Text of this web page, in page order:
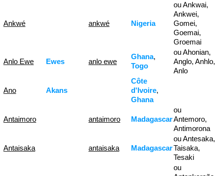
Ankwé ankwé Nigeria
ou Ankwai,
Ankwei,
Gomei,
Goemai,
Groemai
Anlo Ewe Ewes anlo ewe
Ghana,
Togo
ou Ahonian,
Anglo, Anhlo,
Anlo
Ano Akans
Côte
d'Ivoire,
Ghana
Antaimoro antaimoro Madagascar
ou
Antemoro,
Antimorona
Antaisaka antaisaka Madagascar
ou Antesaka,
Taisaka,
Tesaki
ou